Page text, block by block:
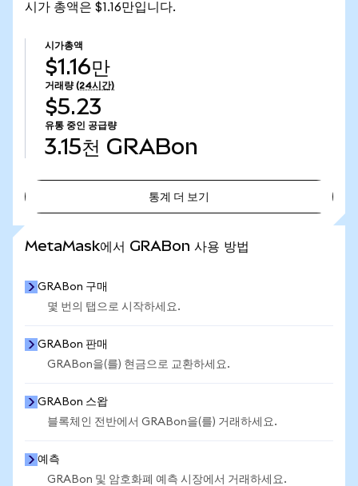
시가 총액은 $1.16만입니다.
시가총액
$1.16만
거래량 (24시간)
$5.23
유통 중인 공급량
3.15천 GRABon
통계 더 보기
MetaMask에서 GRABon 사용 방법
GRABon 구매
몇 번의 탭으로 시작하세요.
GRABon 판매
GRABon을(를) 현금으로 교환하세요.
GRABon 스왑
블록체인 전반에서 GRABon을(를) 거래하세요.
예측
GRABon 및 암호화폐 예측 시장에서 거래하세요.